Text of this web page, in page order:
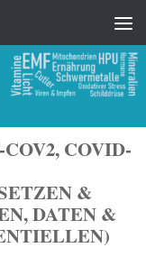
COVID-
&
DATEN &